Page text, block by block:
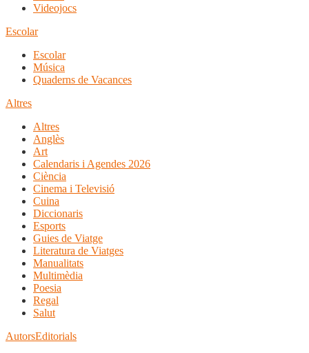
Videojocs
Escolar
Escolar
Música
Quaderns de Vacances
Altres
Altres
Anglès
Art
Calendaris i Agendes 2026
Ciència
Cinema i Televisió
Cuina
Diccionaris
Esports
Guies de Viatge
Literatura de Viatges
Manualitats
Multimèdia
Poesia
Regal
Salut
AutorsEditorials